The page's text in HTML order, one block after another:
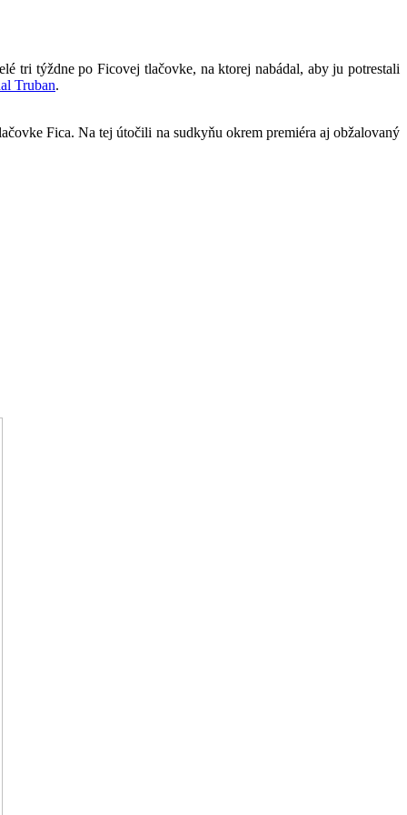
tri týždne po Ficovej tlačovke, na ktorej nabádal, aby ju potrestali
Truban.
Fica. Na tej útočili na sudkyňu okrem premiéra aj obžalovaný